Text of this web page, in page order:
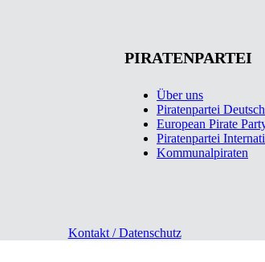
PIRATENPARTEI
Über uns
Piratenpartei
European Pirate
Piratenpartei
Kommunalpiraten
Kontakt / Datenschutz